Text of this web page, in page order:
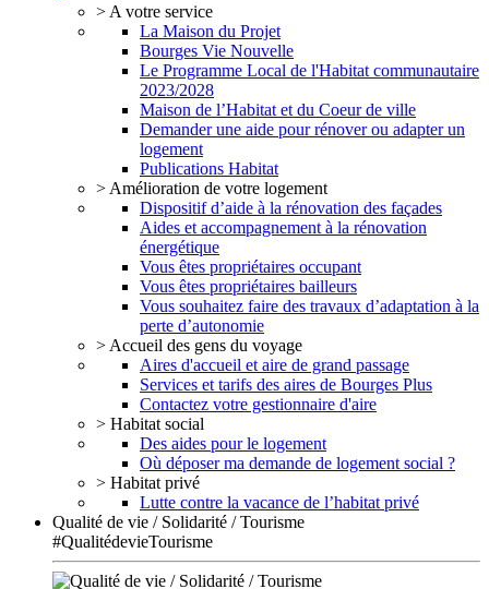
> A votre service
La Maison du Projet
Bourges Vie Nouvelle
Le Programme Local de l'Habitat communautaire
2023/2028
Maison de l’Habitat et du Coeur de ville
Demander une aide pour rénover ou adapter un
logement
Publications Habitat
> Amélioration de votre logement
Dispositif d’aide à la rénovation des façades
Aides et accompagnement à la rénovation
énergétique
Vous êtes propriétaires occupant
Vous êtes propriétaires bailleurs
Vous souhaitez faire des travaux d’adaptation à la
perte d’autonomie
> Accueil des gens du voyage
Aires d'accueil et aire de grand passage
Services et tarifs des aires de Bourges Plus
Contactez votre gestionnaire d'aire
> Habitat social
Des aides pour le logement
Où déposer ma demande de logement social ?
> Habitat privé
Lutte contre la vacance de l’habitat privé
Qualité de vie / Solidarité / Tourisme
#QualitédevieTourisme